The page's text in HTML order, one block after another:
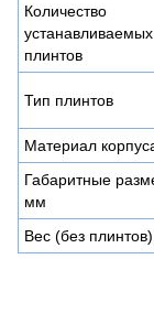
Количество
устанавливаемых
плинтов
Тип плинтов
Материал
Габаритные
мм
Вес (без